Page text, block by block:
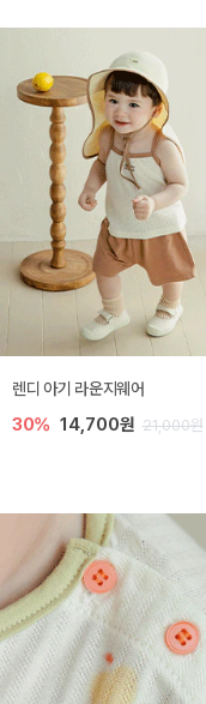
렌디 아기 라운지웨어
30% 14,700원 21,000원